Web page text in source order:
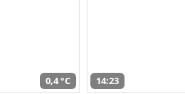
0,4 °C 14:23